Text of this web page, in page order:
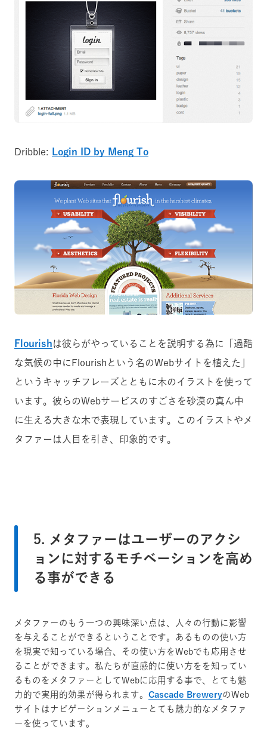
Dribble: Login ID by Meng To
Flourishは彼らがやっていることを説明する為に「過酷
な気候の中にFlourishという名のWebサイトを植えた」
というキャッチフレーズとともに木のイラストを使って
います。彼らのWebサービスのすごさを砂漠の真ん中
に生える大きな木で表現しています。このイラストやメ
タファーは人目を引き、印象的です。
5. メタファーはユーザーのアクシ
ョンに対するモチベーションを高め
る事ができる
メタファーのもう一つの興味深い点は、人々の行動に影響
を与えることができるということです。あるものの使い方
を現実で知っている場合、その使い方をWebでも応用させ
ることができます。私たちが直感的に使い方をを知ってい
るものをメタファーとしてWebに応用する事で、とても魅
力的で実用的効果が得られます。 Cascade BreweryのWeb
サイトはナビゲーションメニューとても魅力的なメタファ
ーを使っています。